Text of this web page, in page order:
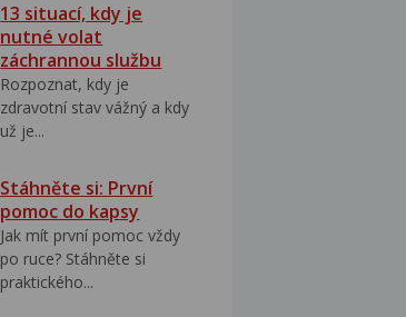
13 situací, kdy je
nutné volat
záchrannou službu
Rozpoznat, kdy je
zdravotní stav vážný a kdy
už je...
Stáhněte si: První
pomoc do kapsy
Jak mít první pomoc vždy
po ruce? Stáhněte si
praktického...